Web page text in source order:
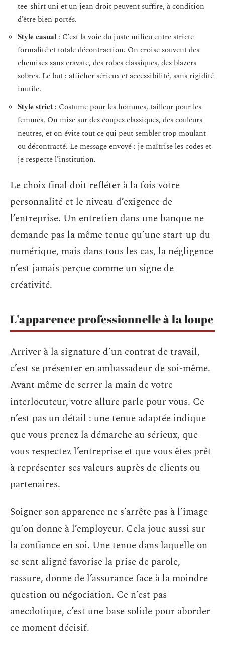
tee-shirt uni et un jean droit peuvent suffire, à condition
d’être bien portés.
Style casual : C’est la voie du juste milieu entre stricte
formalité et totale décontraction. On croise souvent des
chemises sans cravate, des robes classiques, des blazers
sobres. Le but : afficher sérieux et accessibilité, sans rigidité
inutile.
Style strict : Costume pour les hommes, tailleur pour les
femmes. On mise sur des coupes classiques, des couleurs
neutres, et on évite tout ce qui peut sembler trop moulant
ou décontracté. Le message envoyé : je maîtrise les codes et
je respecte l’institution.
Le choix final doit refléter à la fois votre
personnalité et le niveau d’exigence de
l’entreprise. Un entretien dans une banque ne
demande pas la même tenue qu’une start-up du
numérique, mais dans tous les cas, la négligence
n’est jamais perçue comme un signe de
créativité.
L’apparence professionnelle à la loupe
Arriver à la signature d’un contrat de travail,
c’est se présenter en ambassadeur de soi-même.
Avant même de serrer la main de votre
interlocuteur, votre allure parle pour vous. Ce
n’est pas un détail : une tenue adaptée indique
que vous prenez la démarche au sérieux, que
vous respectez l’entreprise et que vous êtes prêt
à représenter ses valeurs auprès de clients ou
partenaires.
Soigner son apparence ne s’arrête pas à l’image
qu’on donne à l’employeur. Cela joue aussi sur
la confiance en soi. Une tenue dans laquelle on
se sent aligné favorise la prise de parole,
rassure, donne de l’assurance face à la moindre
question ou négociation. Ce n’est pas
anecdotique, c’est une base solide pour aborder
ce moment décisif.